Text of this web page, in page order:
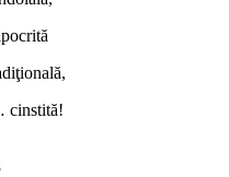
cinstită!